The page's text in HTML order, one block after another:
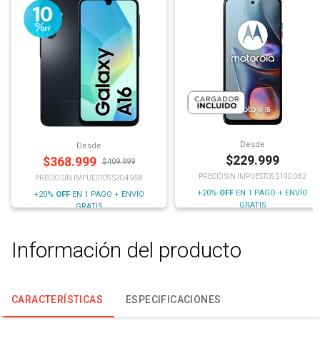
Desde
$368.999 $409.999
PRECIO SIN IMPUESTOS $304.958
+20% OFF EN 1 PAGO + ENVÍO
GRATIS
Desde
$229.999
PRECIO SIN IMPUESTOS $190.082
+20% OFF EN 1 PAGO + ENVÍO
GRATIS
Información del producto
CARACTERÍSTICAS ESPECIFICACIONES